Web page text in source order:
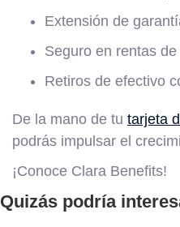
Extensión de
Seguro en rentas
Retiros de efectivo
De la mano de tu tarjeta
podrás impulsar el
¡Conoce Clara Benefits!
Quizás podría